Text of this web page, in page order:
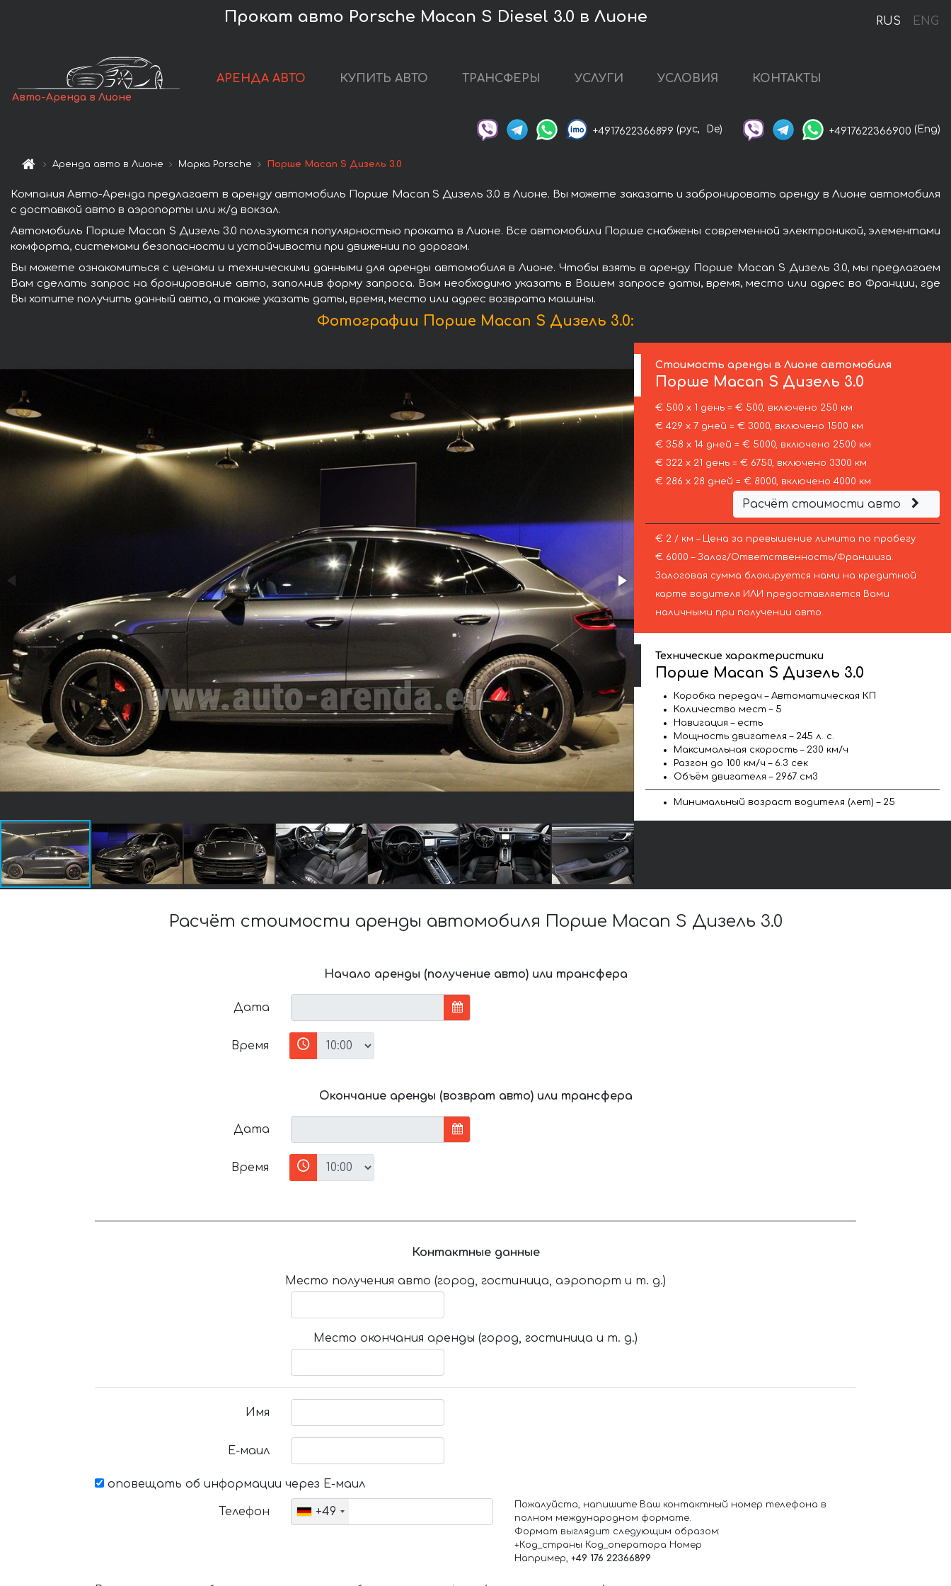
RUS ENG
Прокат авто Porsche Macan S Diesel 3.0 в Лионе
Авто-Аренда в Лионе
АРЕНДА АВТО КУПИТЬ АВТО ТРАНСФЕРЫ УСЛУГИ УСЛОВИЯ КОНТАКТЫ
+4917622366899 (рус, De) +4917622366900 (Eng)
Аренда авто в Лионе Марка Porsche Порше Macan S Дизель 3.0
Компания Авто-Аренда предлагает в аренду автомобиль Порше Macan S Дизель 3.0 в Лионе. Вы можете заказать и забронировать аренду в Лионе автомобиля
с доставкой авто в аэропорты или ж/д вокзал.
Автомобиль Порше Macan S Дизель 3.0 пользуются популярностью проката в Лионе. Все автомобили Порше снабжены современной электроникой, элементами
комфорта, системами безопасности и устойчивости при движении по дорогам.
Вы можете ознакомиться с ценами и техническими данными для аренды автомобиля в Лионе. Чтобы взять в аренду Порше Macan S Дизель 3.0, мы предлагаем
Вам сделать запрос на бронирование авто, заполнив форму запроса. Вам необходимо указать в Вашем запросе даты, время, место или адрес во Франции, где
Вы хотите получить данный авто, а также указать даты, время, место или адрес возврата машины.
Фотографии Порше Macan S Дизель 3.0:
Стоимость аренды в Лионе автомобиля
Порше Macan S Дизель 3.0
€ 500 х 1 день = € 500, включено 250 км
€ 429 х 7 дней = € 3000, включено 1500 км
€ 358 х 14 дней = € 5000, включено 2500 км
€ 322 х 21 день = € 6750, включено 3300 км
€ 286 х 28 дней = € 8000, включено 4000 км
Расчёт стоимости авто
€ 2 / км – Цена за превышение лимита по пробегу
€ 6000 – Залог/Ответственность/Франшиза.
Залоговая сумма блокируется нами на кредитной
карте водителя ИЛИ предоставляется Вами
наличными при получении авто.
Технические характеристики
Порше Macan S Дизель 3.0
Коробка передач – Автоматическая КП
Количество мест – 5
Навигация – есть
Мощность двигателя – 245 л. с.
Максимальная скорость – 230 км/ч
Разгон до 100 км/ч – 6.3 сек
Объём двигателя – 2967 см3
Минимальный возраст водителя (лет) – 25
Расчёт стоимости аренды автомобиля Порше Macan S Дизель 3.0
Начало аренды (получение авто) или трансфера
Дата
Время
Окончание аренды (возврат авто) или трансфера
Дата
Время
Контактные данные
Место получения авто (город, гостиница, аэропорт и т. д.)
Место окончания аренды (город, гостиница и т. д.)
Имя
Е-маил
оповещать об информации через Е-маил
Телефон +49
Пожалуйста, напишите Ваш контактный номер телефона в
полном международном формате.
Формат выглядит следующим образом:
+Код_страны Код_оператора Номер
Например, +49 176 22366899